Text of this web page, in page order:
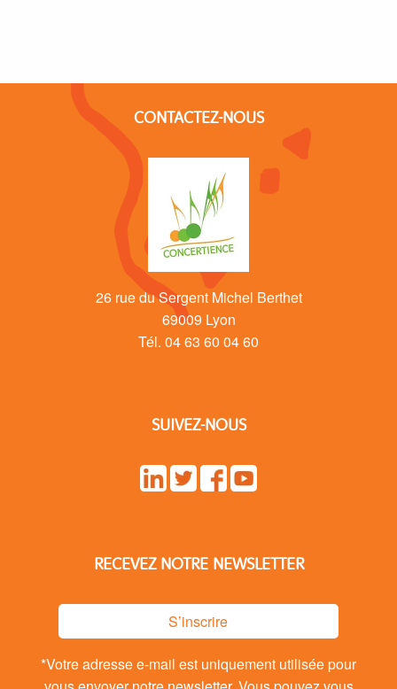
CONTACTEZ-NOUS
26 rue du Sergent Michel Berthet
69009 Lyon
Tél. 04 63 60 04 60
SUIVEZ-NOUS
RECEVEZ NOTRE NEWSLETTER
S’inscrire
*Votre adresse e-mail est uniquement utilisée pour